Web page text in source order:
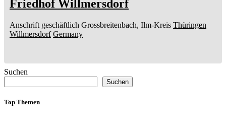
Friedhof Willmersdorf
Anschrift geschäftlich Grossbreitenbach, Ilm-Kreis Thüringen
Willmersdorf Germany
Suchen
Suchen
Top Themen